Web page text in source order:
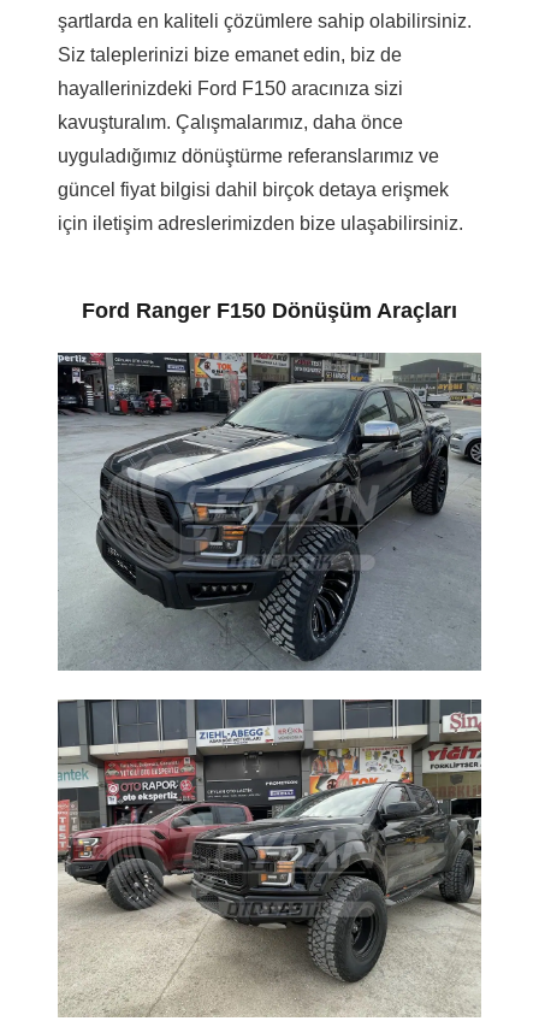
şartlarda en kaliteli çözümlere sahip olabilirsiniz.
Siz taleplerinizi bize emanet edin, biz de
hayallerinizdeki Ford F150 aracınıza sizi
kavuşturalım. Çalışmalarımız, daha önce
uyguladığımız dönüştürme referanslarımız ve
güncel fiyat bilgisi dahil birçok detaya erişmek
için iletişim adreslerimizden bize ulaşabilirsiniz.
Ford Ranger F150 Dönüşüm Araçları